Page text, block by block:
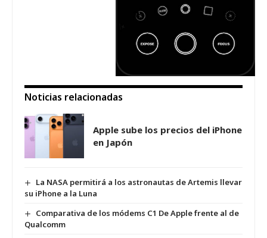
Noticias relacionadas
Apple sube los precios del iPhone
en Japón
La NASA permitirá a los astronautas de Artemis llevar
su iPhone a la Luna
Comparativa de los módems C1 De Apple frente al de
Qualcomm